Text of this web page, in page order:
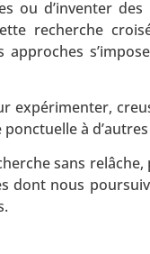
ou d’inventer
recherche
approches
expérimenter,
à
sans
dont nous